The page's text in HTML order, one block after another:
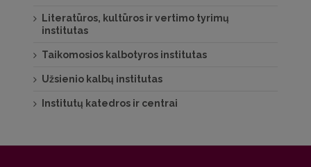
Literatūros, kultūros ir vertimo tyrimų
institutas
Taikomosios kalbotyros institutas
Užsienio kalbų institutas
Institutų katedros ir centrai